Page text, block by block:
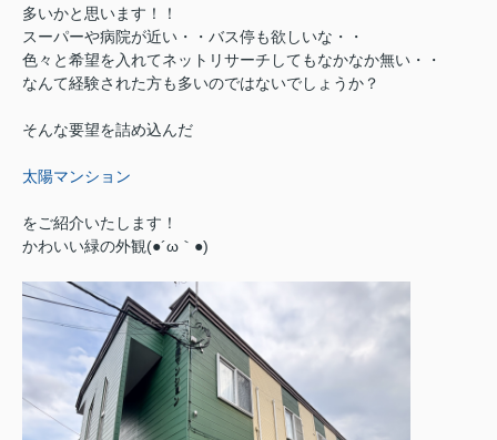
多いかと思います！！
スーパーや病院が近い・・バス停も欲しいな・・
色々と希望を入れてネットリサーチしてもなかなか無い・・
なんて経験された方も多いのではないでしょうか？
そんな要望を詰め込んだ
太陽マンション
をご紹介いたします！
かわいい緑の外観(●´ω｀●)